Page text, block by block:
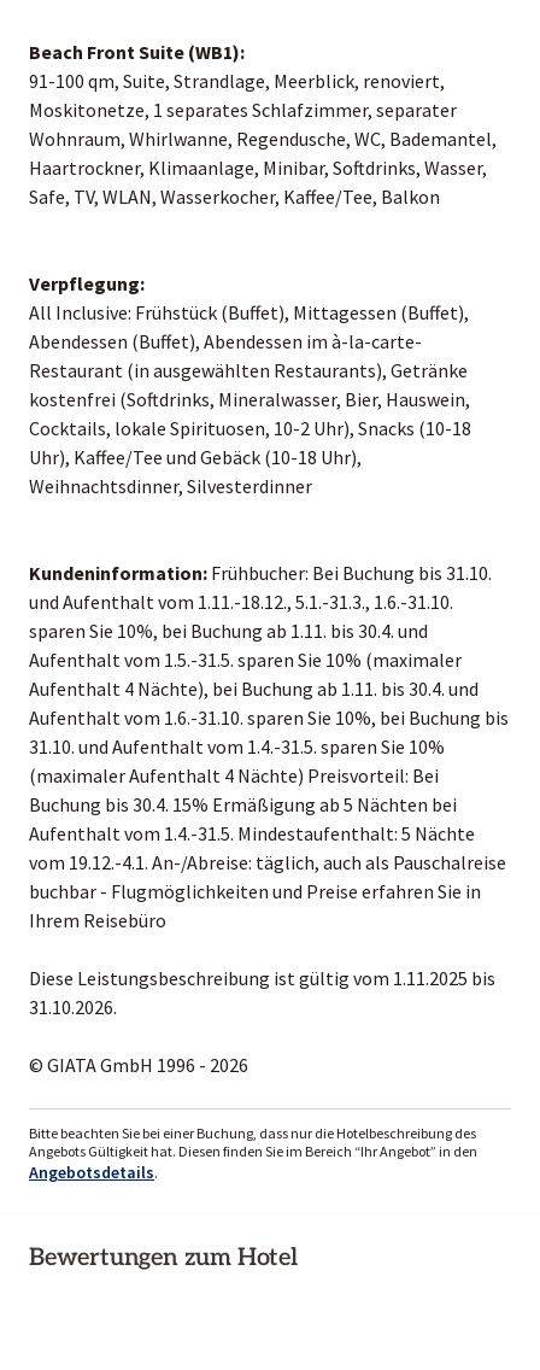
Beach Front Suite (WB1):
91-100 qm, Suite, Strandlage, Meerblick, renoviert,
Moskitonetze, 1 separates Schlafzimmer, separater
Wohnraum, Whirlwanne, Regendusche, WC, Bademantel,
Haartrockner, Klimaanlage, Minibar, Softdrinks, Wasser,
Safe, TV, WLAN, Wasserkocher, Kaffee/Tee, Balkon
Verpflegung:
All Inclusive: Frühstück (Buffet), Mittagessen (Buffet),
Abendessen (Buffet), Abendessen im à-la-carte-
Restaurant (in ausgewählten Restaurants), Getränke
kostenfrei (Softdrinks, Mineralwasser, Bier, Hauswein,
Cocktails, lokale Spirituosen, 10-2 Uhr), Snacks (10-18
Uhr), Kaffee/Tee und Gebäck (10-18 Uhr),
Weihnachtsdinner, Silvesterdinner
Kundeninformation: Frühbucher: Bei Buchung bis 31.10.
und Aufenthalt vom 1.11.-18.12., 5.1.-31.3., 1.6.-31.10.
sparen Sie 10%, bei Buchung ab 1.11. bis 30.4. und
Aufenthalt vom 1.5.-31.5. sparen Sie 10% (maximaler
Aufenthalt 4 Nächte), bei Buchung ab 1.11. bis 30.4. und
Aufenthalt vom 1.6.-31.10. sparen Sie 10%, bei Buchung bis
31.10. und Aufenthalt vom 1.4.-31.5. sparen Sie 10%
(maximaler Aufenthalt 4 Nächte) Preisvorteil: Bei
Buchung bis 30.4. 15% Ermäßigung ab 5 Nächten bei
Aufenthalt vom 1.4.-31.5. Mindestaufenthalt: 5 Nächte
vom 19.12.-4.1. An-/Abreise: täglich, auch als Pauschalreise
buchbar - Flugmöglichkeiten und Preise erfahren Sie in
Ihrem Reisebüro
Diese Leistungsbeschreibung ist gültig vom 1.11.2025 bis
31.10.2026.
© GIATA GmbH 1996 - 2026
Bitte beachten Sie bei einer Buchung, dass nur die Hotelbeschreibung des
Angebots Gültigkeit hat. Diesen finden Sie im Bereich “Ihr Angebot” in den
Angebotsdetails.
Bewertungen zum Hotel